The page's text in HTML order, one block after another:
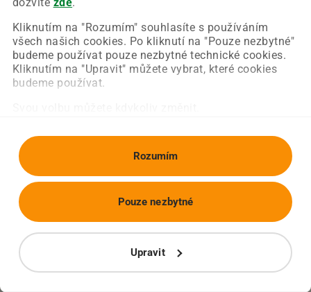
Kliknutím na "Rozumím" souhlasíte s používáním
všech našich cookies. Po kliknutí na "Pouze nezbytné"
budeme používat pouze nezbytné technické cookies.
Kliknutím na "Upravit" můžete vybrat, které cookies
budeme používat.
Rozumím
Upravit
Pouze nezbytné
Obnovit stránku Úvodní strana